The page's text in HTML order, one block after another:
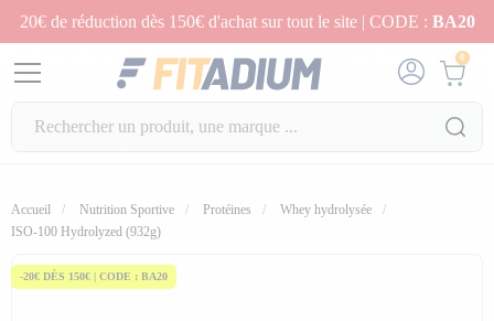
20€ de réduction dès 150€ d'achat sur tout le site | CODE : BA20
0
Accueil Nutrition Sportive Protéines
Whey hydrolysée
ISO-100 Hydrolyzed (932g)
-20€ DÈS 150€ | CODE : BA20